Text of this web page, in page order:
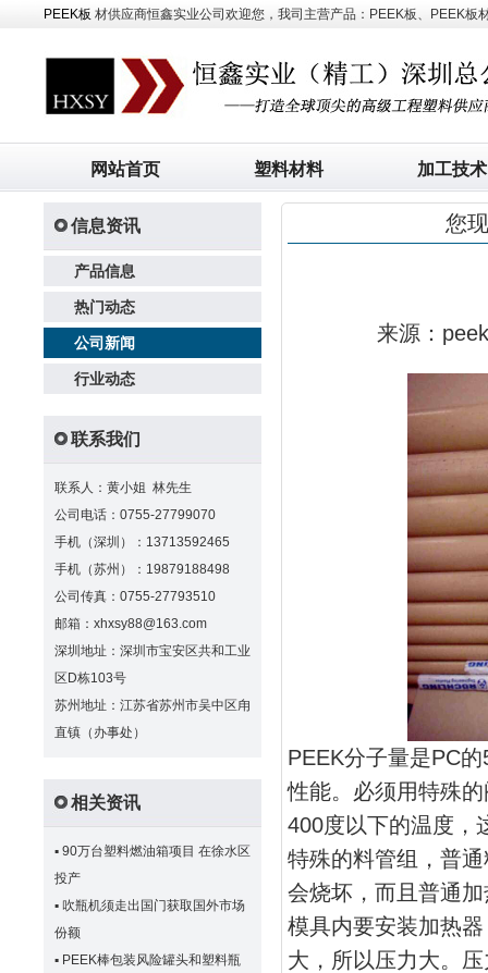
PEEK板 材供应商恒鑫实业公司欢迎您，我司主营产品：PEEK板、PEEK板
网站首页 塑料材料 加工技术
信息资讯
产品信息
热门动态
公司新闻
行业动态
联系我们
联系人：黄小姐 林先生
公司电话：0755-27799070
手机（深圳）：13713592465
手机（苏州）：19879188498
公司传真：0755-27793510
邮箱：xhxsy88@163.com
深圳地址：深圳市宝安区共和工业
区D栋103号
苏州地址：江苏省苏州市吴中区甪
直镇（办事处）
相关资讯
▪ 90万台塑料燃油箱项目 在徐水区
投产
▪ 吹瓶机须走出国门获取国外市场
份额
▪ PEEK棒包装风险罐头和塑料瓶
您
来源：
PEEK分子量是PC
性能。必须用特殊
400度以下的温度，
特殊的料管组，普
会烧坏，而且普通
模具内要安装加热
大，所以压力大。